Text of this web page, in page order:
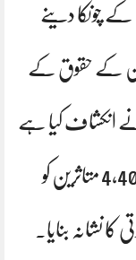
کے چونکا دینے
کے حقوق کے
انکشاف کیا ہے
کہ 2020 کے بعد سے اب تک تقریبا 4,400 متاثرین کو
نشانہ بنایا۔